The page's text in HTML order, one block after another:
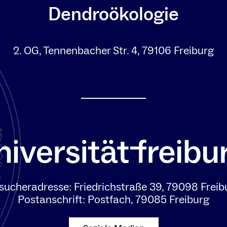
Dendroökologie
2. OG, Tennenbacher Str. 4, 79106 Freiburg
Friedrichstraße 39, 79098
Postanschrift: Postfach, 79085 Freiburg